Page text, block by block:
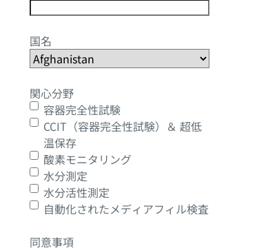
国名
関心分野
容器完全性試験
CCIT（容器完全性試験）＆ 超低
温保存
酸素モニタリング
水分測定
水分活性測定
自動化されたメディアフィル検査
同意事項